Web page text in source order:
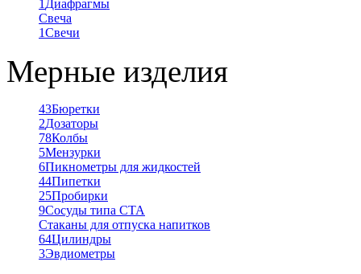
1 Диафрагмы
Свеча
1Свечи
Мерные изделия
43Бюретки
2Дозаторы
78Колбы
5Мензурки
6Пикнометры для жидкостей
44Пипетки
25Пробирки
9Сосуды типа СТА
Стаканы для отпуска напитков
64Цилиндры
3Эвдиометры